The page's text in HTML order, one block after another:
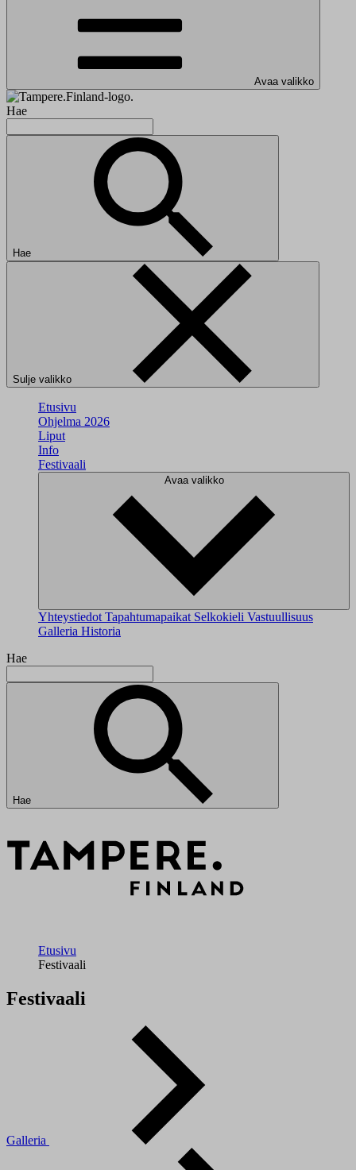
Avaa valikko
Hae
Hae
Sulje valikko
Etusivu
Ohjelma 2026
Liput
Info
Festivaali
Avaa valikko
Yhteystiedot Tapahtumapaikat Selkokieli Vastuullisuus
Galleria Historia
Hae
Hae
Etusivu
Festivaali
Festivaali
Galleria